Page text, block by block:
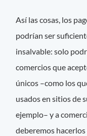
Así las cosas, los
podrían ser
insalvable: solo
comercios que
únicos –como los
usados en sitios de
ejemplo– y a
deberemos